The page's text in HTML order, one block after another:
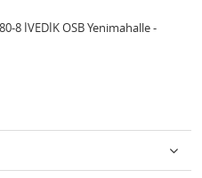
8 İVEDİK OSB Yenimahalle -